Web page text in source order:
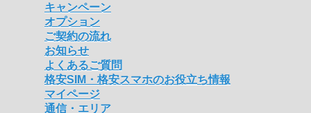
キャンペーン
オプション
ご契約の流れ
お知らせ
よくあるご質問
格安SIM・格安スマホのお役立ち情報
マイページ
通信・エリア